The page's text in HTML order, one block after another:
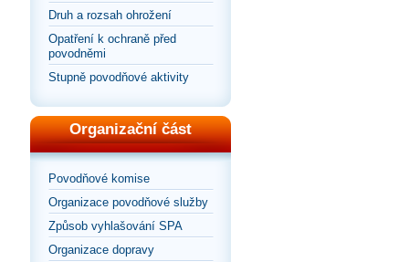
Druh a rozsah ohrožení
Opatření k ochraně před
povodněmi
Stupně povodňové aktivity
Organizační část
Povodňové komise
Organizace povodňové služby
Způsob vyhlašování SPA
Organizace dopravy